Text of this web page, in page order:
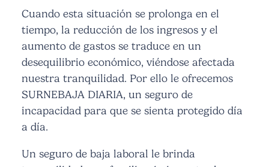
Cuando esta situación se prolonga en el
tiempo, la reducción de los ingresos y el
aumento de gastos se traduce en un
desequilibrio económico, viéndose afectada
nuestra tranquilidad. Por ello le ofrecemos
SURNEBAJA DIARIA, un seguro de
incapacidad para que se sienta protegido día
a día.
Un seguro de baja laboral le brinda